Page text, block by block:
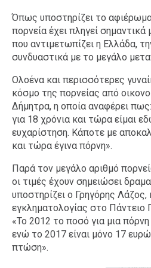
Όπως υποστηρίζει το
πορνεία έχει πληγεί σημαντικά
που αντιμετωπίζει η Ελλάδα,
συνδυαστικά με το μεγάλο
Ολοένα και περισσότερες
κόσμο της πορνείας από
Δήμητρα, η οποία αναφέρει
για 18 χρόνια και τώρα είμαι
ευχαρίστηση. Κάποτε με
και τώρα έγινα πόρνη».
Παρά τον μεγάλο αριθμό
οι τιμές έχουν σημειώσει
υποστηρίζει ο Γρηγόρης Λάζος,
εγκληματολογίας στο Πάντειο
«Το 2012 το ποσό για μια
ενώ το 2017 είναι μόνο 17
πτώση».